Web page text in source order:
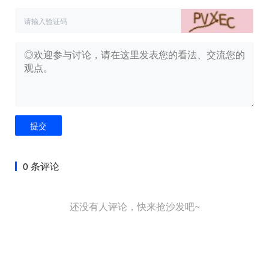
提交
0 条评论
还没有人评论，快来抢沙发吧~